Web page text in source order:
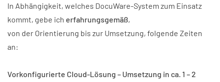
In Abhängigkeit, welches DocuWare-System zum Einsatz
kommt, gebe ich erfahrungsgemäß,
von der Orientierung bis zur Umsetzung, folgende Zeiten
an:
Vorkonfigurierte Cloud-Lösung – Umsetzung in ca. 1 – 2